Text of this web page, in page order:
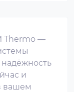
Thermo —
и
вашем